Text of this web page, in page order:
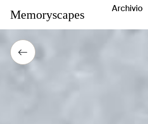
Memoryscapes Archivio